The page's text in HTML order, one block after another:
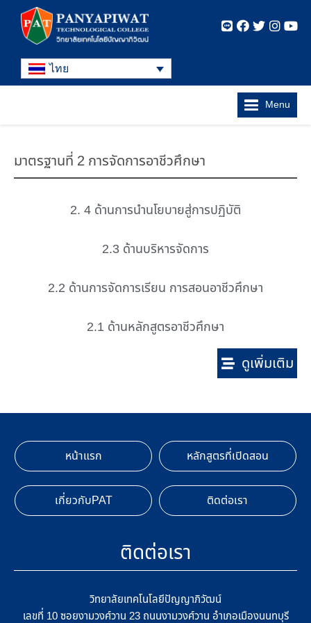
ไทย
Menu
มาตรฐานที่ 2 การจัดการอาชีวศึกษา
2. 4 ด้านการนำนโยบายสู่การปฏิบัติ
2.3 ด้านบริหารจัดการ
2.2 ด้านการจัดการเรียน การสอนอาชีวศึกษา
2.1 ด้านหลักสูตรอาชีวศึกษา
ดูเพิ่มเติม
หน้าแรก หลักสูตรที่เปิดสอน
เกี่ยวกับPAT ติดต่อเรา
ติดต่อเรา
วิทยาลัยเทคโนโลยีปัญญาภิวัฒน์
เลขที่ 10 ซอยงามวงศ์วาน 23 ถนนงามวงศ์วาน อำเภอเมืองนนทบุรี